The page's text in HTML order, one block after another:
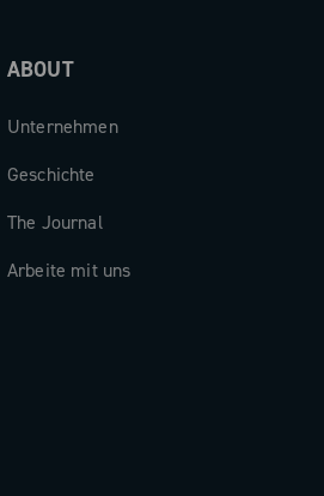
ABOUT
Unternehmen
Geschichte
The Journal
Arbeite mit uns